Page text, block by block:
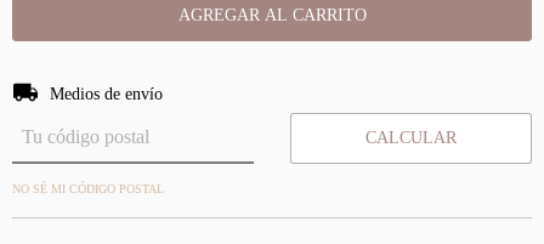
Entregas para el CP:
Medios de envío
CALCULAR
NO SÉ MI CÓDIGO POSTAL